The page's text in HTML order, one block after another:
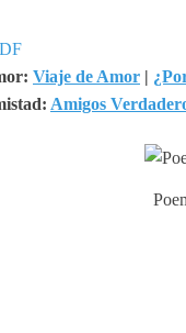
Viaje de Amor |
Amigos